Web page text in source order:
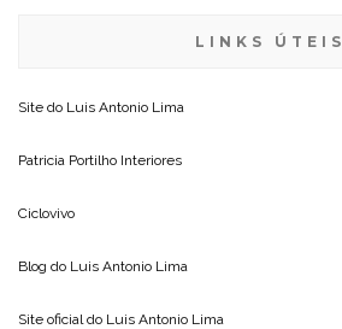
LINKS ÚTEIS
Site do Luis Antonio Lima
Patricia Portilho Interiores
Ciclovivo
Blog do Luis Antonio Lima
Site oficial do Luis Antonio Lima